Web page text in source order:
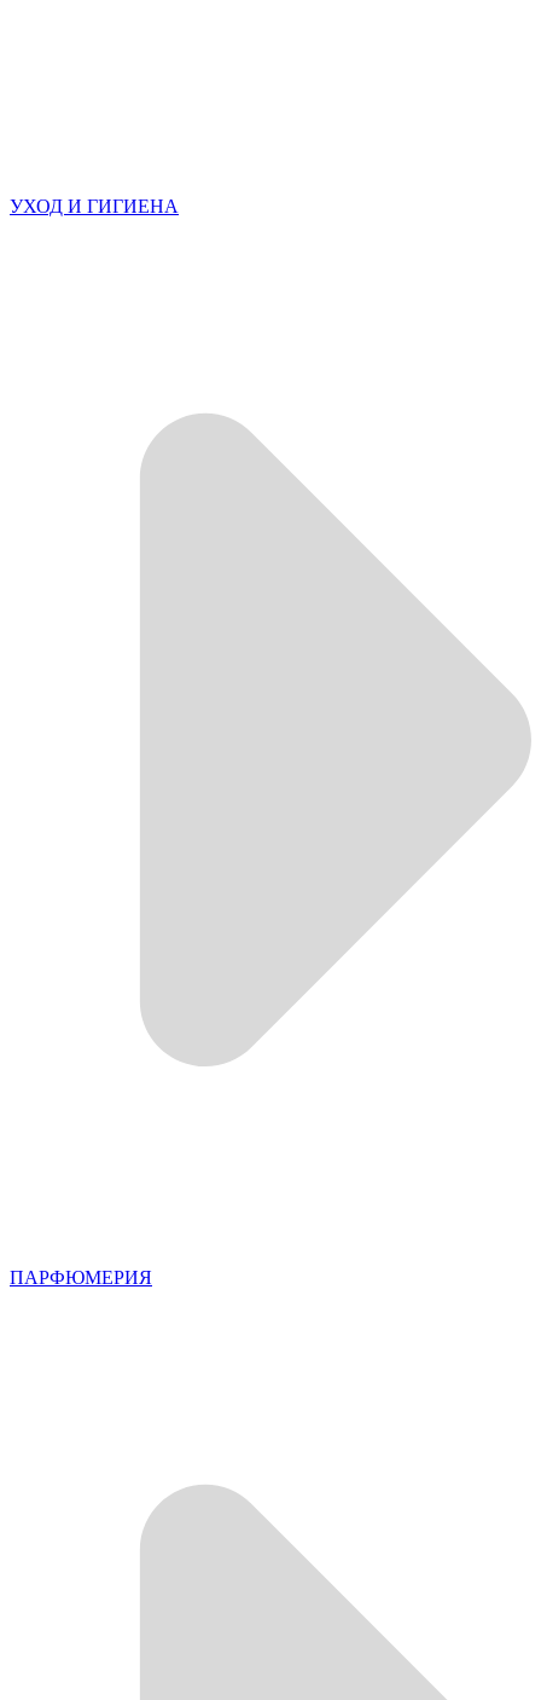
УХОД И ГИГИЕНА
ПАРФЮМЕРИЯ